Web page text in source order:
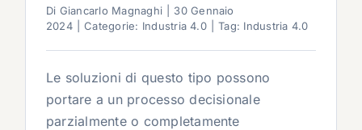
Di Giancarlo Magnaghi
30 Gennaio
2024
Categorie: Industria 4.0 Tag: Industria 4.0
Le soluzioni di questo tipo possono
portare a un processo decisionale
parzialmente o completamente